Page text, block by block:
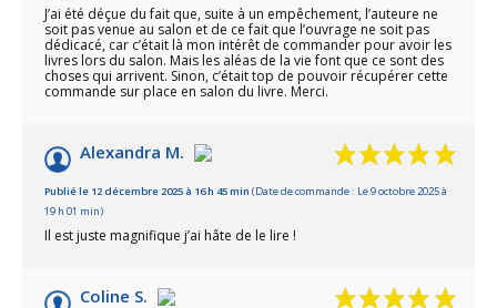
J’ai été déçue du fait que, suite à un empêchement, l’auteure ne
soit pas venue au salon et de ce fait que l’ouvrage ne soit pas
dédicacé, car c’était là mon intérêt de commander pour avoir les
livres lors du salon. Mais les aléas de la vie font que ce sont des
choses qui arrivent. Sinon, c’était top de pouvoir récupérer cette
commande sur place en salon du livre. Merci.
Alexandra M.
Publié le 12 décembre 2025 à 16 h 45 min (Date de commande : Le 9 octobre 2025 à
19 h 01 min)
Il est juste magnifique j’ai hâte de le lire !
Coline S.